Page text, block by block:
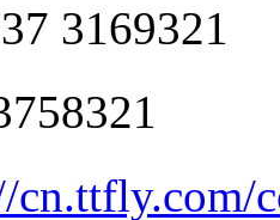
3169321
cn.ttfly.com/